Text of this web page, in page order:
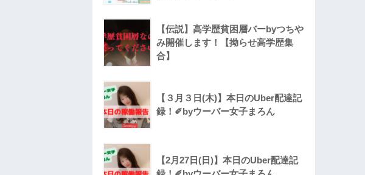
【伝説】高学歴貧困層バーbyつちや
み開催します！【拗らせ高学歴集
合】
【３月３日(木)】本日のUber配達記
録！✐byウーバー女子まろん
【2月27日(日)】本日のUber配達記